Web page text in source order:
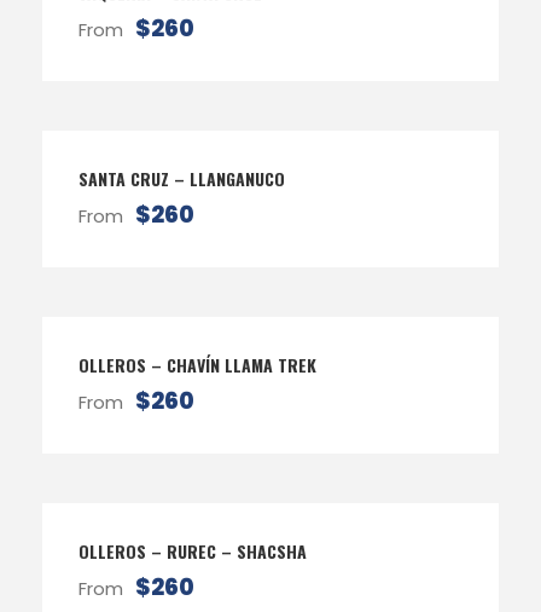
From $260
SANTA CRUZ – LLANGANUCO
From $260
OLLEROS – CHAVÍN LLAMA TREK
From $260
OLLEROS – RUREC – SHACSHA
From $260